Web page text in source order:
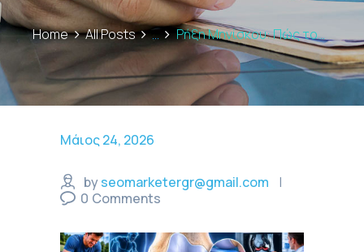
Home All Posts ... Ρήξη Μηνίσκου: Πώς το...
Μάιος 24, 2026
byseomarketergr@gmail.com
0 Comments